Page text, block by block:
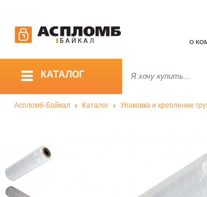
О
КАТАЛОГ
Аспломб-Байкал Каталог Упаковка и крепление